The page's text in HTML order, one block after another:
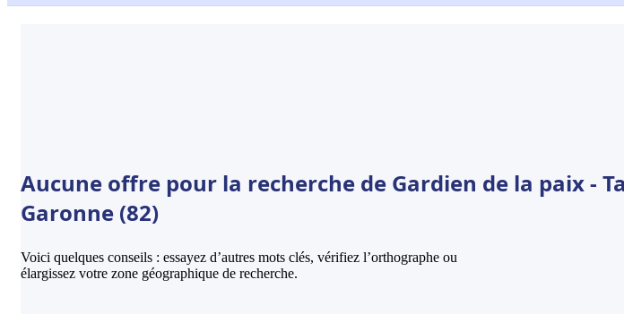
Aucune offre pour la recherche de Gardien de la paix -
Garonne (82)
Voici quelques conseils : essayez d’autres mots clés, vérifiez l’orthographe ou
élargissez votre zone géographique de recherche.